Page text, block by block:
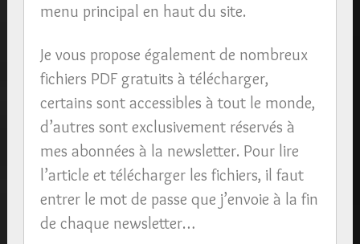
menu principal en haut du site.
Je vous propose également de nombreux
fichiers PDF gratuits à télécharger,
certains sont accessibles à tout le monde,
d’autres sont exclusivement réservés à
mes abonnées à la newsletter. Pour lire
l’article et télécharger les fichiers, il faut
entrer le mot de passe que j’envoie à la fin
de chaque newsletter…